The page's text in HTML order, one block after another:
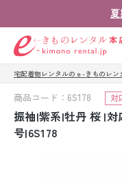
ゲスト
お気に入り
会社案内
宅配着物レンタルのｅ-きものレン
商品コード：6S178 対
振袖|紫系|牡丹 桜 |対
号|6S178